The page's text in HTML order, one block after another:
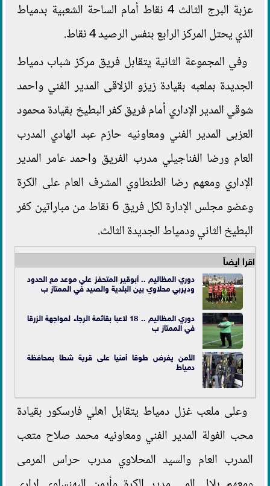
عزبة البرج الثالث 4 نقاط أمام الساحة الشعبية بدمياط
الذي يحتل المركز الرابع بنفس الرصيد 4 نقاط.
وفي المجموعة الثانية يتقابل فريق مركز شباب دمياط
الجديدة بملعبه بقيادة زيزو الزلاقى المدير الفني واحمد
شوقي المدير الإداري أمام فريق كفر البطيخ بقيادة محمود
العزبى المدير الفني ومعاونيه حازم عبد الهادي المدرب
العام ورضا الفناجيلي مدرب الفريق واحمد عامر المدير
الإداري ومعهم رضا الطنطاوي المشرف العام على الكرة
وعضو مجلس الإدارة لكل فريق 6 نقاط من مباراتين كفر
البطيخ الثاني ودمياط الجديدة الثالث.
اقرأ أيضاً
دوري المظاليم .. أبوقير المتحفز علي موعد مع الحدود
وديربي محلاوي بين البلدية والصيد في الممتاز ب
دوري المظاليم .. 18 لاعبا بقائمة الرجاء لمواجهة الزرقا
في الممتاز ب
الأمن يفرض طوقا أمنيا على قرية شطا بمحافظة
دمياط
وعلى ملعب غزل دمياط يتقابل اهلي فارسكور بقيادة
محب الفولة المدير الفني ومعاونيه محمد صلاح متعب
المدرب العام والسيد المحلاوي مدرب حراس المرمى